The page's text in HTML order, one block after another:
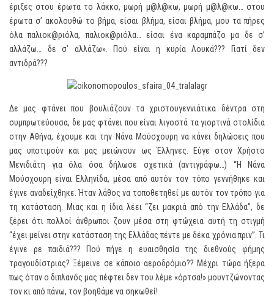
έριξες στου έρωτα το λάκκο, μωρή μ@λ@κω, μωρή μ@λ@κω… στου
έρωτα σ’ ακολουθώ το βήμα, είσαι βλήμα, είσαι βλήμα, μου τα πήρες
όλα παλιοκ@ριόλα, παλιοκ@ριόλα… είσαι ένα καραμπάζο μα δε σ’
αλλάζω… δε σ’ αλλάζω». Πού είναι η κυρία Λουκά??? Γιατί δεν
αντιδρά???
Δε μας φτάνει που βουλιάζουν τα χριστουγεννιάτικα δέντρα στη
συμπρωτεύουσα, δε μας φτάνει που είναι λιγοστά τα γιορτινά στολίδια
στην Αθήνα, έχουμε και την Νάνα Μούσχουρη να κάνει δηλώσεις που
μας υποτιμούν και μας μειώνουν ως Έλληνες. Εύγε στον Χρήστο
Μενιδιάτη για όλα όσα δήλωσε σχετικά (αντιγράφω…) “Η Νάνα
Μούσχουρη είναι Ελληνίδα, μέσα από αυτόν τον τόπο γεννήθηκε και
έγινε αναδείχθηκε. Ήταν λάθος να τοποθετηθεί με αυτόν τον τρόπο για
τη κατάσταση. Μιας και η ίδια λέει “ζει μακριά από την Ελλάδα”, δε
ξέρει ότι πολλοί άνθρωποι ζουν μέσα στη φτώχεια αυτή τη στιγμή
“έχει μείνει στην κατάσταση της Ελλάδας πέντε με δέκα χρόνια πριν”. Τι
έγινε ρε παιδιά??? Πού πήγε η ευαισθησία της διεθνούς φήμης
τραγουδίστριας? Ξέμεινε σε κάποιο αεροδρόμιο?? Μέχρι τώρα ήξερα
πως όταν ο διπλανός μας πέφτει δεν του λέμε «όρτσα!» μουντζώνοντας
τον κι από πάνω, τον βοηθάμε να σηκωθεί!